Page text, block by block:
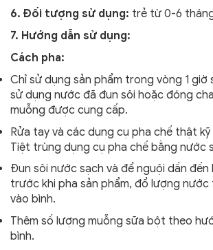
6. Đối tượng sử dụng: trẻ từ 0-6
7. Hướng dẫn sử dụng:
Cách pha:
Chỉ sử dụng sản phẩm trong vòng 1 giờ
sử dụng nước đã đun sôi hoặc đóng
muỗng được cung cấp.
Rửa tay và các dụng cụ pha chế thật
Tiệt trùng dụng cụ pha chế bằng nước
Đun sôi nước sạch và để nguội dần
trước khi pha sản phẩm, đổ lượng nước
vào bình.
Thêm số lượng muỗng sữa bột theo
bình.